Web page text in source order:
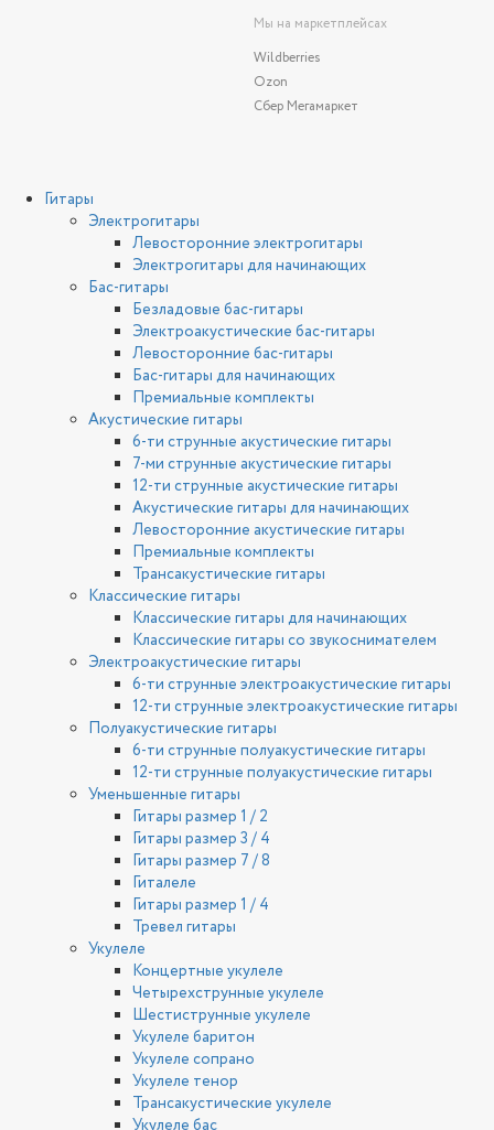
Мы на маркетплейсах
Wildberries
Ozon
Сбер Мегамаркет
Гитары
Электрогитары
Левосторонние электрогитары
Электрогитары для начинающих
Бас-гитары
Безладовые бас-гитары
Электроакустические бас-гитары
Левосторонние бас-гитары
Бас-гитары для начинающих
Премиальные комплекты
Акустические гитары
6-ти струнные акустические гитары
7-ми струнные акустические гитары
12-ти струнные акустические гитары
Акустические гитары для начинающих
Левосторонние акустические гитары
Премиальные комплекты
Трансакустические гитары
Классические гитары
Классические гитары для начинающих
Классические гитары со звукоснимателем
Электроакустические гитары
6-ти струнные электроакустические гитары
12-ти струнные электроакустические гитары
Полуакустические гитары
6-ти струнные полуакустические гитары
12-ти струнные полуакустические гитары
Уменьшенные гитары
Гитары размер 1 / 2
Гитары размер 3 / 4
Гитары размер 7 / 8
Гиталеле
Гитары размер 1 / 4
Тревел гитары
Укулеле
Концертные укулеле
Четырехструнные укулеле
Шестиструнные укулеле
Укулеле баритон
Укулеле сопрано
Укулеле тенор
Трансакустические укулеле
Укулеле бас